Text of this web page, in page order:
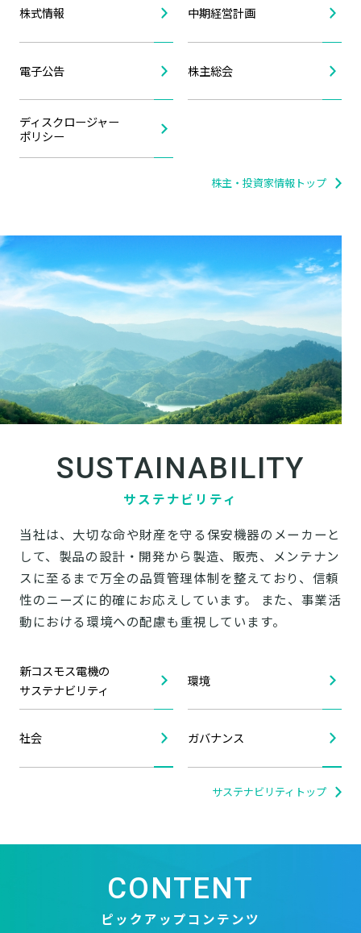
株主・投資家情報トップ
株式情報 中期経営計画
電子公告 株主総会
ディスクロージャー
ポリシー
SUSTAINABILITY
サステナビリティ
サステナビリティトップ
当社は、大切な命や財産を守る保安機器のメーカーと
して、製品の設計・開発から製造、販売、メンテナン
スに至るまで万全の品質管理体制を整えており、信頼
性のニーズに的確にお応えしています。 また、事業活
動における環境への配慮も重視しています。
新コスモス電機の
サステナビリティ
環境
社会 ガバナンス
CONTENT
ピックアップコンテンツ